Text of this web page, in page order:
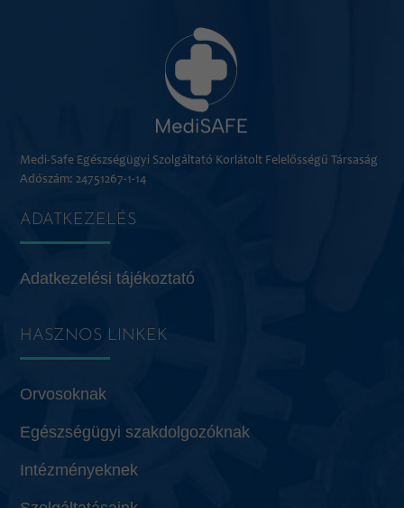
Medi-Safe Egészségügyi Szolgáltató Korlátolt Felelősségű Társaság
Adószám: 24751267-1-14
ADATKEZELÉS
Adatkezelési tájékoztató
HASZNOS LINKEK
Orvosoknak
Egészségügyi szakdolgozóknak
Intézményeknek